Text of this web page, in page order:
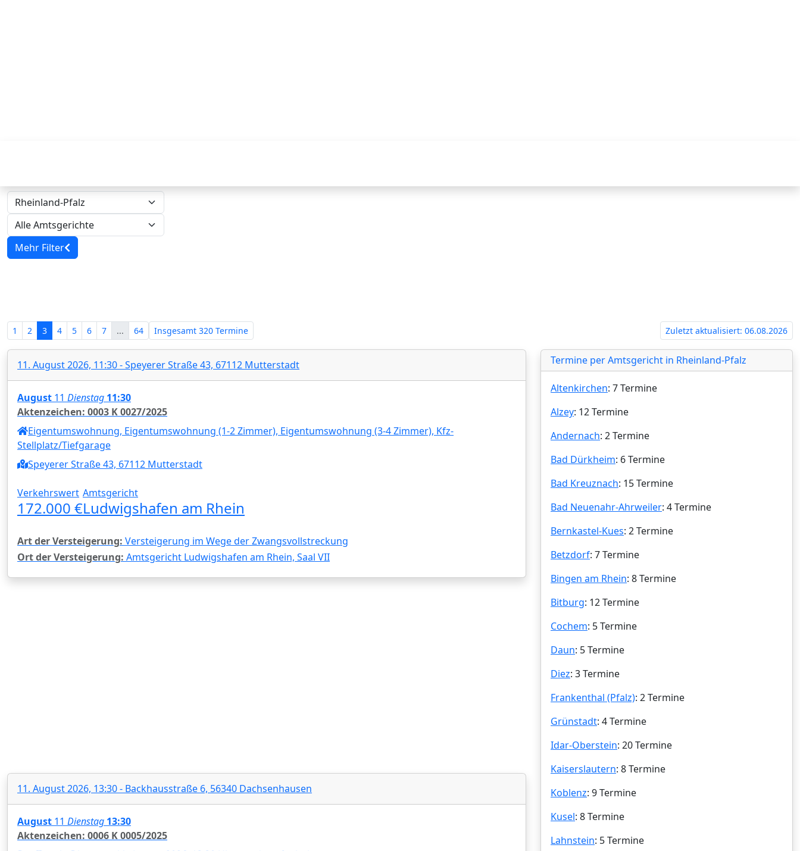
Mehr Filter
1 2 3 4 5 6 7 ... 64 Insgesamt 320 Termine Zuletzt aktualisiert: 06.08.2026
11. August 2026, 11:30 - Speyerer Straße 43, 67112 Mutterstadt
August 11 Dienstag 11:30
Aktenzeichen: 0003 K 0027/2025
Eigentumswohnung, Eigentumswohnung (1-2 Zimmer), Eigentumswohnung (3-4 Zimmer), Kfz-
Stellplatz/Tiefgarage
Speyerer Straße 43, 67112 Mutterstadt
Verkehrswert
172.000 €
Amtsgericht
Ludwigshafen am Rhein
Art der Versteigerung: Versteigerung im Wege der Zwangsvollstreckung
Ort der Versteigerung: Amtsgericht Ludwigshafen am Rhein, Saal VII
11. August 2026, 13:30 - Backhausstraße 6, 56340 Dachsenhausen
August 11 Dienstag 13:30
Aktenzeichen: 0006 K 0005/2025
Termine per Amtsgericht in Rheinland-Pfalz
Altenkirchen: 7 Termine
Alzey: 12 Termine
Andernach: 2 Termine
Bad Dürkheim: 6 Termine
Bad Kreuznach: 15 Termine
Bad Neuenahr-Ahrweiler: 4 Termine
Bernkastel-Kues: 2 Termine
Betzdorf: 7 Termine
Bingen am Rhein: 8 Termine
Bitburg: 12 Termine
Cochem: 5 Termine
Daun: 5 Termine
Diez: 3 Termine
Frankenthal (Pfalz): 2 Termine
Grünstadt: 4 Termine
Idar-Oberstein: 20 Termine
Kaiserslautern: 8 Termine
Koblenz: 9 Termine
Kusel: 8 Termine
Lahnstein: 5 Termine